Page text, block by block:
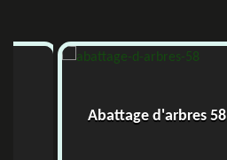
Abattage d'arbres 58